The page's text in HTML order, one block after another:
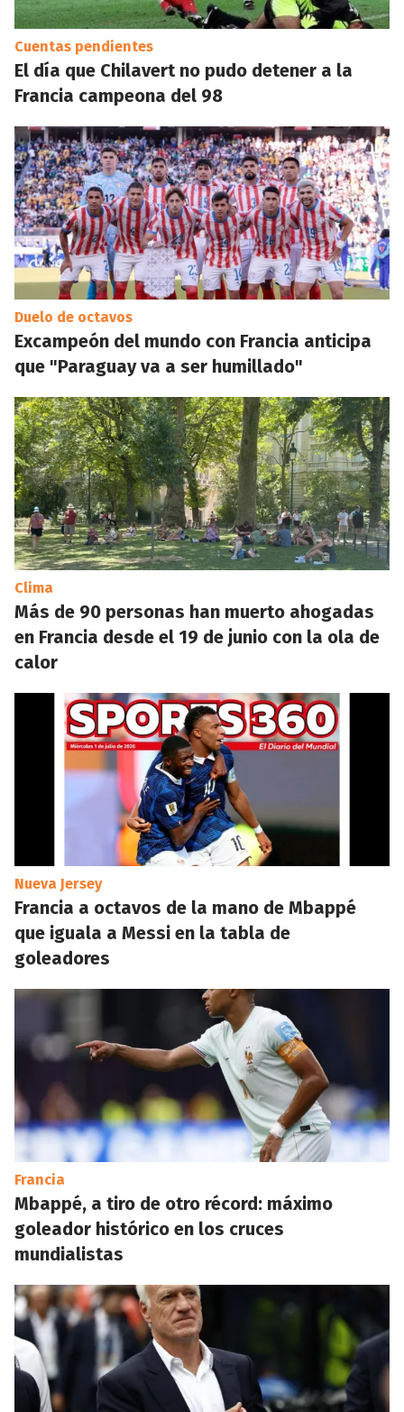
Cuentas pendientes
El día que Chilavert no pudo detener a la
Francia campeona del 98
Duelo de octavos
Excampeón del mundo con Francia anticipa
que "Paraguay va a ser humillado"
Clima
Más de 90 personas han muerto ahogadas
en Francia desde el 19 de junio con la ola de
calor
Nueva Jersey
Francia a octavos de la mano de Mbappé
que iguala a Messi en la tabla de
goleadores
Francia
Mbappé, a tiro de otro récord: máximo
goleador histórico en los cruces
mundialistas